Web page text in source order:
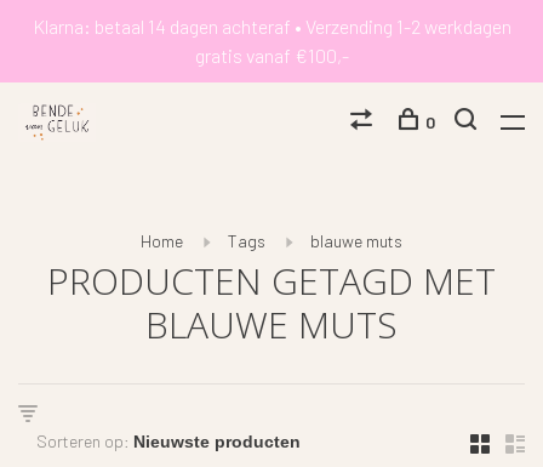
Klarna: betaal 14 dagen achteraf • Verzending 1-2 werkdagen
gratis vanaf €100,-
0
Home Tags blauwe muts
PRODUCTEN GETAGD MET
BLAUWE MUTS
Sorteren op: